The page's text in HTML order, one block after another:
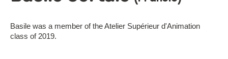
Basile was a member of the Atelier Supérieur d'Animation
class of 2019.